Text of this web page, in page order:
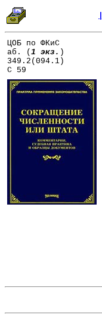
ЦОБ по ФКиС
аб. ( 1 экз. )
349.2(094.1)
С 59